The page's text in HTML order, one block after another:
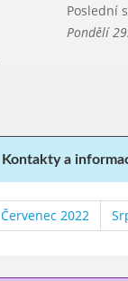
Poslední
Pondělí
Kontakty a
Červenec 2022